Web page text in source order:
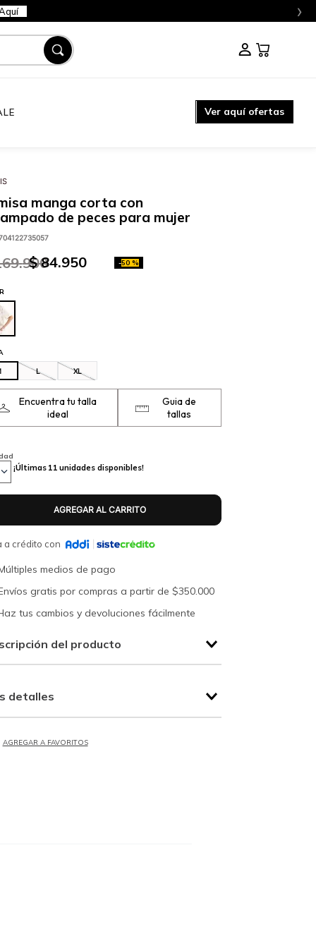
›
Ver aquí ofertas
manga corta con
de peces para mujer
.900
$ 84.950 -50 %
L XL
Encuentra tu talla
ideal
Guia de
tallas
¡Últimas 11 unidades disponibles!
a crédito con
medios de pago
gratis por compras a partir de $350.000
tus cambios y devoluciones fácilmente
del producto
detalles